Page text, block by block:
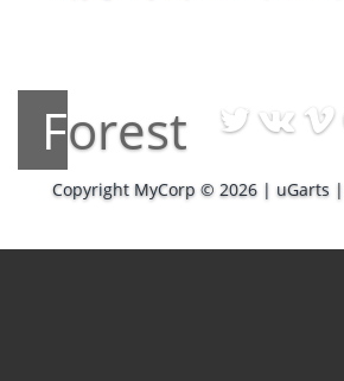
Forest
Copyright MyCorp © 2026 | uGarts |